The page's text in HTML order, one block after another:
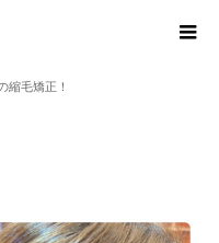
縮毛矯正！